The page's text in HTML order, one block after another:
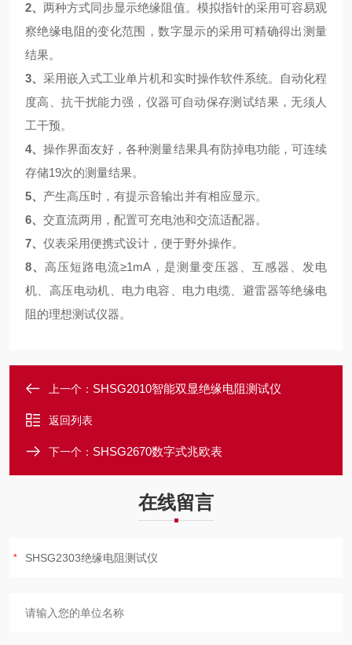
2、两种方式同步显示绝缘阻值。模拟指针的采用可容易观
察绝缘电阻的变化范围，数字显示的采用可精确得出测量
结果。
3、采用嵌入式工业单片机和实时操作软件系统。自动化程
度高、抗干扰能力强，仪器可自动保存测试结果，无须人
工干预。
4、操作界面友好，各种测量结果具有防掉电功能，可连续
存储19次的测量结果。
5、 产生高压时，有提示音输出并有相应显示。
6、 交直流两用，配置可充电池和交流适配器。
7、 仪表采用便携式设计，便于野外操作。
8、 高压短路电流≥1mA，是测量变压器、互感器、发电
机、高压电动机、电力电容、电力电缆、避雷器等绝缘电
阻的理想测试仪器。
上一个： SHSG2010智能双显绝缘电阻测试仪
返回列表
下一个： SHSG2670数字式兆欧表
在线留言